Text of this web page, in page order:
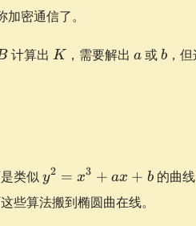
加密通信了。
计算出 K
K ，需要解出a
a 或b
b ，
类似y^2
=
x^3
y2 = x3 + ax + b的曲
些算法搬到椭圆曲在线。